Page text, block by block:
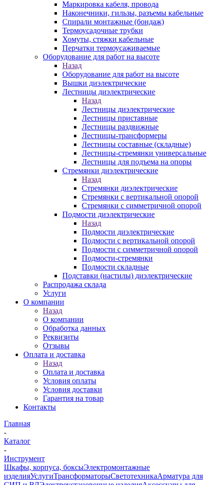
Маркировка кабеля, провода
Наконечники, гильзы, разъемы кабельные
Спирали монтажные (бондаж)
Термоусадочные трубки
Хомуты, стяжки кабельные
Перчатки термоусаживаемые
Оборудование для работ на высоте
Назад
Оборудование для работ на высоте
Вышки диэлектрические
Лестницы диэлектрические
Назад
Лестницы диэлектрические
Лестницы приставные
Лестницы раздвижные
Лестницы-трансформеры
Лестницы составные (складные)
Лестницы-стремянки универсальные
Лестницы для подъема на опоры
Стремянки диэлектрические
Назад
Стремянки диэлектрические
Стремянки с вертикальной опорой
Стремянки с симметричной опорой
Подмости диэлектрические
Назад
Подмости диэлектрические
Подмости с вертикальной опорой
Подмости с симметричной опорой
Подмости-стремянки
Подмости складные
Подставки (настилы) диэлектрические
Распродажа склада
Услуги
О компании
Назад
О компании
Обработка данных
Реквизиты
Отзывы
Оплата и доставка
Назад
Оплата и доставка
Условия оплаты
Условия доставки
Гарантия на товар
Контакты
Главная
-
Каталог
-
Инструмент
Шкафы, корпуса, боксыЭлектромонтажные
изделияУслугиТрансформаторыСветотехникаАрматура для